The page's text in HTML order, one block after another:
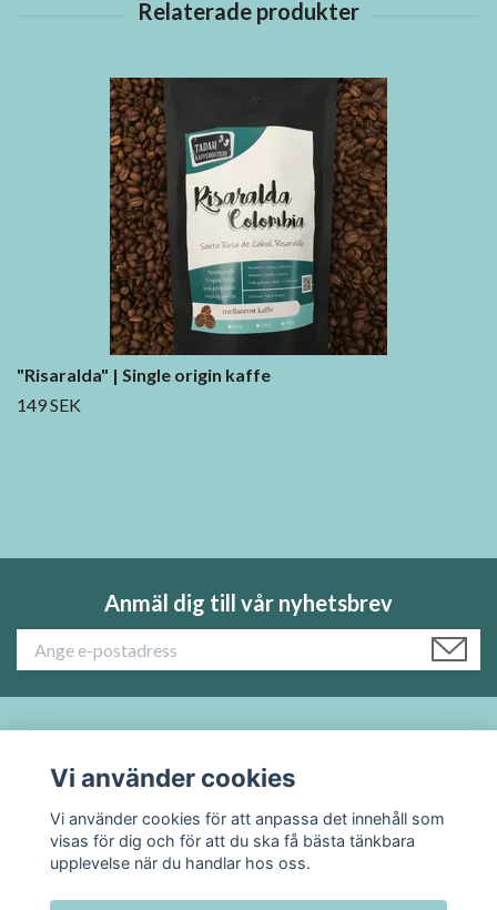
"Risaralda" | Single origin kaffe
149 SEK
Anmäl dig till vår nyhetsbrev
Sociala medier
Vi använder cookies
Vi använder cookies för att anpassa det innehåll som
visas för dig och för att du ska få bästa tänkbara
upplevelse när du handlar hos oss.